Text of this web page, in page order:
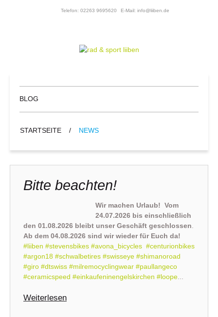
Telefon: 02263 9695620 E-Mail: info@liiben.de
BLOG
STARTSEITE / NEWS
Bitte beachten!
Wir machen Urlaub! Vom
24.07.2026 bis einschließlich
den 01.08.2026 bleibt unser Geschäft geschlossen.
Ab dem 04.08.2026 sind wir wieder für Euch da!
#liiben #stevensbikes #avona_bicycles #centurionbikes
#argon18 #schwalbetires #swisseye #shimanoroad
#giro #dtswiss #milremocyclingwear #paullangeco
#ceramicspeed #einkaufeninengelskirchen #loope...
Weiterlesen